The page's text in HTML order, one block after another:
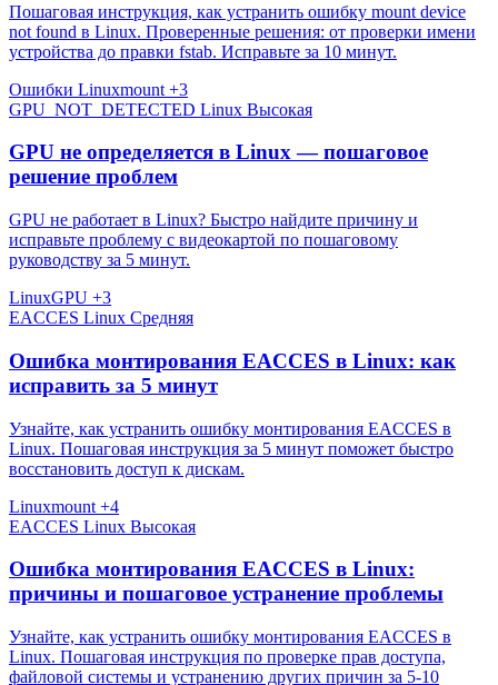
Пошаговая инструкция, как устранить ошибку mount device
not found в Linux. Проверенные решения: от проверки имени
устройства до правки fstab. Исправьте за 10 минут.
Ошибки Linuxmount +3
GPU_NOT_DETECTED Linux Высокая
GPU не определяется в Linux — пошаговое
решение проблем
GPU не работает в Linux? Быстро найдите причину и
исправьте проблему с видеокартой по пошаговому
руководству за 5 минут.
LinuxGPU +3
EACCES Linux Средняя
Ошибка монтирования EACCES в Linux: как
исправить за 5 минут
Узнайте, как устранить ошибку монтирования EACCES в
Linux. Пошаговая инструкция за 5 минут поможет быстро
восстановить доступ к дискам.
Linuxmount +4
EACCES Linux Высокая
Ошибка монтирования EACCES в Linux:
причины и пошаговое устранение проблемы
Узнайте, как устранить ошибку монтирования EACCES в
Linux. Пошаговая инструкция по проверке прав доступа,
файловой системы и устранению других причин за 5-10